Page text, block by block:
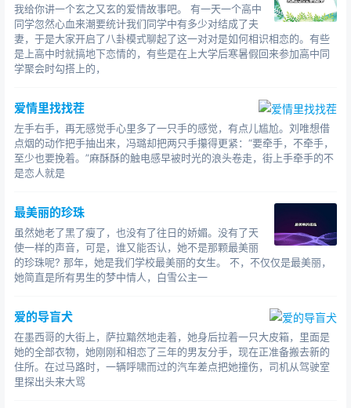
我给你讲一个玄之又玄的爱情故事吧。 有一天一个高中
同学忽然心血来潮要统计我们同学中有多少对结成了夫
妻，于是大家开启了八卦模式聊起了这一对对是如何相识相恋的。有些
是上高中时就搞地下恋情的，有些是在上大学后寒暑假回来参加高中同
学聚会时勾搭上的，
爱情里找找茬
左手右手，再无感觉手心里多了一只手的感觉，有点儿尴尬。刘唯想借
点烟的动作把手抽出来，冯璐却把两只手攥得更紧：“要牵手，不牵手，
至少也要挽着。”麻酥酥的触电感早被时光的浪头卷走，街上手牵手的不
是恋人就是
最美丽的珍珠
虽然她老了黑了瘦了，也没有了往日的娇媚。没有了天
使一样的声音，可是，谁又能否认，她不是那颗最美丽
的珍珠呢? 那年，她是我们学校最美丽的女生。 不，不仅仅是最美丽，
她简直是所有男生的梦中情人，白雪公主一
爱的导盲犬
在墨西哥的大街上，萨拉黯然地走着，她身后拉着一只大皮箱，里面是
她的全部衣物，她刚刚和相恋了三年的男友分手，现在正准备搬去新的
住所。在过马路时，一辆呼啸而过的汽车差点把她撞伤，司机从驾驶室
里探出头来大骂